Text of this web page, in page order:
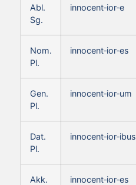
Abl.
Sg.
innocent‑ior‑e
Nom.
Pl.
innocent‑ior‑es
Gen.
Pl.
innocent‑ior‑um
Dat.
Pl.
innocent‑ior‑ibus
Akk.
innocent‑ior‑es